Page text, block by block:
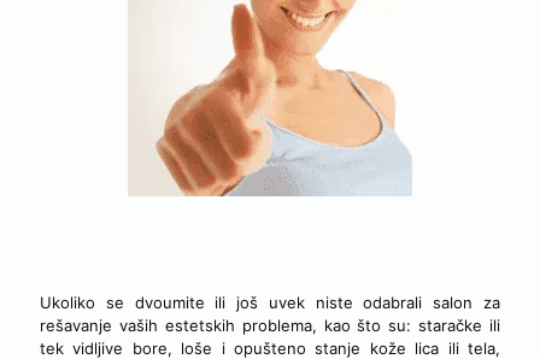
Ukoliko se dvoumite ili još uvek niste odabrali salon za
rešavanje vaših estetskih problema, kao što su: staračke ili
tek vidljive bore, loše i opušteno stanje kože lica ili tela,